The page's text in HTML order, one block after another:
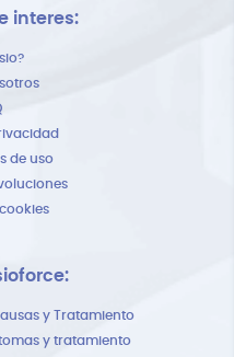
interes:
de uso
y Tratamiento
y tratamiento